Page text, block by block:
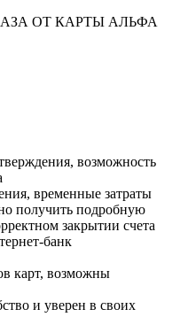
ОТ КАРТЫ АЛЬФА
возможность
временные затраты
получить подробную
закрытии счета
банк
карт, возможны
и уверен в своих